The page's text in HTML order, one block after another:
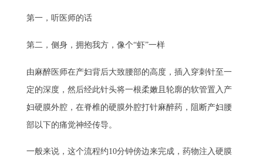
第一，听医师的话
第二，侧身，拥抱我方，像个“虾”一样
由麻醉医师在产妇背后大致腰部的高度，插入穿刺针至一
定的深度，然后经此针头将一根柔嫩且轮廓的软管置入产
妇硬膜外腔，在脊椎的硬膜外腔打针麻醉药，阻断产妇腰
部以下的痛觉神经传导。
一般来说，这个流程约10分钟傍边来完成，药物注入硬膜